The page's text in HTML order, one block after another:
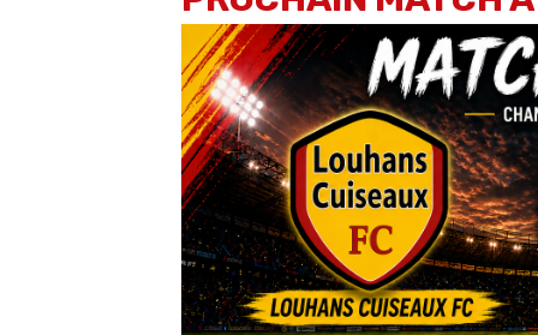
5
19H30
STADE
VS
CHEMINOTS
DIJON US
/
Louhans-
Cuiseaux
VOIR TOUS LES MATCHS